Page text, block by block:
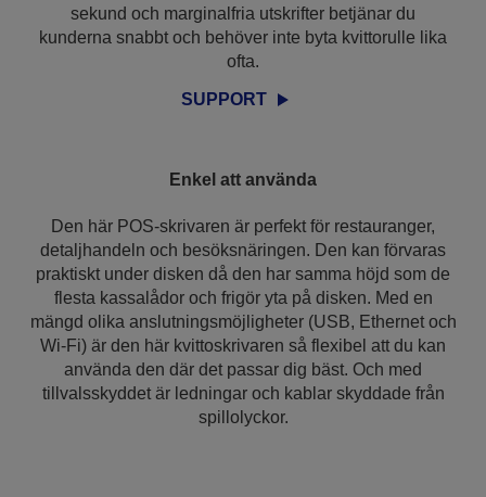
sekund och marginalfria utskrifter betjänar du
kunderna snabbt och behöver inte byta kvittorulle lika
ofta.
SUPPORT
Enkel att använda
Den här POS-skrivaren är perfekt för restauranger,
detaljhandeln och besöksnäringen. Den kan förvaras
praktiskt under disken då den har samma höjd som de
flesta kassalådor och frigör yta på disken. Med en
mängd olika anslutningsmöjligheter (USB, Ethernet och
Wi-Fi) är den här kvittoskrivaren så flexibel att du kan
använda den där det passar dig bäst. Och med
tillvalsskyddet är ledningar och kablar skyddade från
spillolyckor.